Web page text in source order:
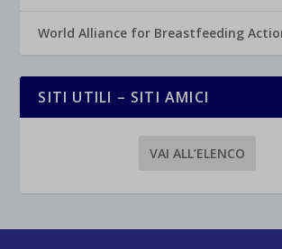
World Alliance for Breastfeeding
SITI UTILI – SITI AMICI
VAI ALL’ELENCO